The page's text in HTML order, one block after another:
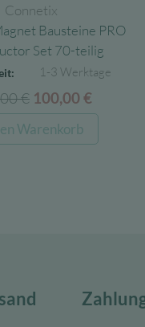
Connetix
Bausteine PRO
Set 70-teilig
1-3 Werktage
€ Ursprünglicher
Preis
war:
100,00€
Preis
Warenkorb